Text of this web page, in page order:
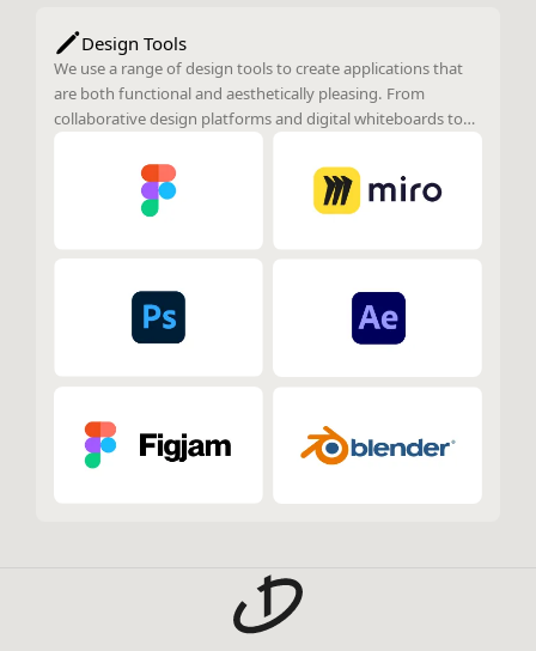
Design Tools
We use a range of design tools to create applications that
are both functional and aesthetically pleasing. From
collaborative design platforms and digital whiteboards to
process ensures that every aspect of the user experience is
carefully crafted and visually engaging.